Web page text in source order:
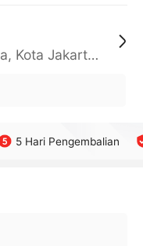
Daerah Khusus Ibukota Jakarta, Kota Jakarta Barat, Cengkareng, yy
5 Hari Pengembalian